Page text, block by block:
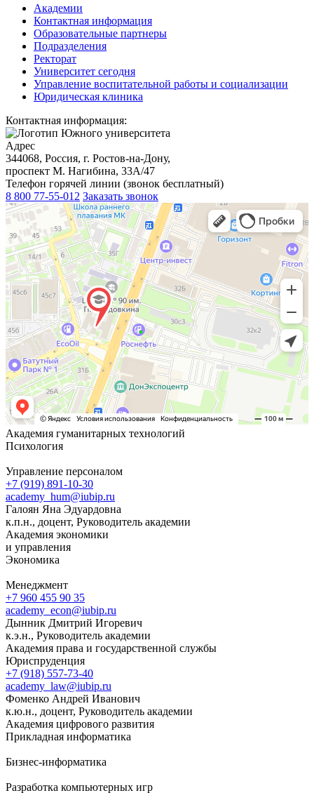
Академии
Контактная информация
Образовательные партнеры
Подразделения
Ректорат
Университет сегодня
Управление воспитательной работы и социализации
Юридическая клиника
Контактная информация:
Адрес
344068, Россия, г. Ростов-на-Дону,
проспект М. Нагибина, 33А/47
Телефон горячей линии (звонок бесплатный)
8 800 77-55-012 Заказать звонок
Академия гуманитарных технологий
Психология
Управление персоналом
+7 (919) 891-10-30
academy_hum@iubip.ru
Галоян Яна Эдуардовна
к.п.н., доцент, Руководитель академии
Академия экономики
и управления
Экономика
Менеджмент
+7 960 455 90 35
academy_econ@iubip.ru
Дынник Дмитрий Игоревич
к.э.н., Руководитель академии
Академия права и государственной службы
Юриспруденция
+7 (918) 557-73-40
academy_law@iubip.ru
Фоменко Андрей Иванович
к.ю.н., доцент, Руководитель академии
Академия цифрового развития
Прикладная информатика
Бизнес-информатика
Разработка компьютерных игр